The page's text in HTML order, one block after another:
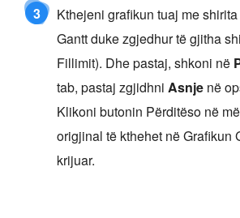
3
Kthejeni grafikun tuaj me
Gantt duke zgjedhur të gjitha
Fillimit). Dhe pastaj, shkoni në
tab, pastaj zgjidhni Asnje në
Klikoni butonin Përditëso në
origjinal të kthehet në Grafikun
krijuar.